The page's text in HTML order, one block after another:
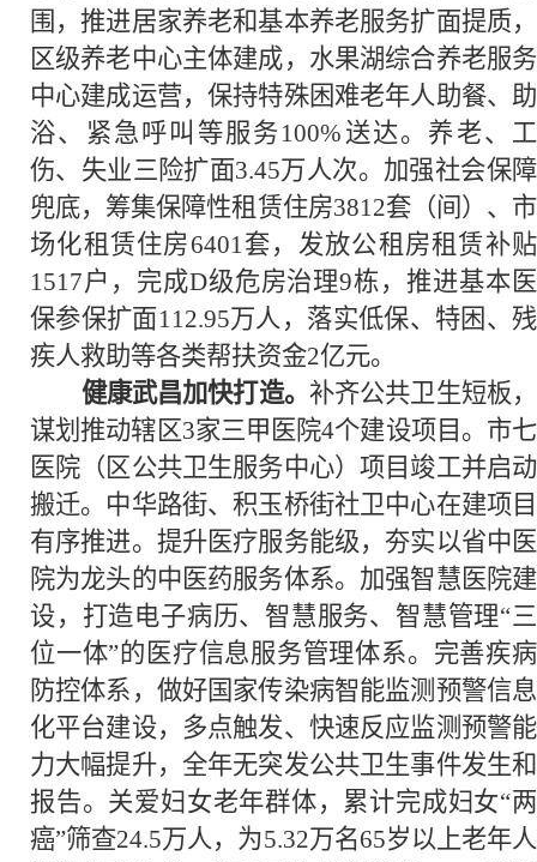
围，推进居家养老和基本养老服务扩面提质，
区级养老中心主体建成，水果湖综合养老服务
中心建成运营，保持特殊困难老年人助餐、助
浴、紧急呼叫等服务100%送达。养老、工
伤、失业三险扩面3.45万人次。加强社会保障
兜底，筹集保障性租赁住房3812套（间）、市
场化租赁住房6401套，发放公租房租赁补贴
1517户，完成D级危房治理9栋，推进基本医
保参保扩面112.95万人，落实低保、特困、残
疾人救助等各类帮扶资金2亿元。
健康武昌加快打造。 补齐公共卫生短板，
谋划推动辖区3家三甲医院4个建设项目。市七
医院（区公共卫生服务中心）项目竣工并启动
搬迁。中华路街、积玉桥街社卫中心在建项目
有序推进。提升医疗服务能级，夯实以省中医
院为龙头的中医药服务体系。加强智慧医院建
设，打造电子病历、智慧服务、智慧管理“三
位一体”的医疗信息服务管理体系。完善疾病
防控体系，做好国家传染病智能监测预警信息
化平台建设，多点触发、快速反应监测预警能
力大幅提升，全年无突发公共卫生事件发生和
报告。关爱妇女老年群体，累计完成妇女“两
癌”筛查24.5万人，为5.32万名65岁以上老年人